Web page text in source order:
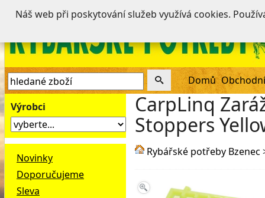
Domů
Výrobci
Novinky
Doporučujeme
Sleva
CarpLinq
Stoppers
Rybářské potřeby Bzenec
Náš web při poskytování služeb využívá cookies.